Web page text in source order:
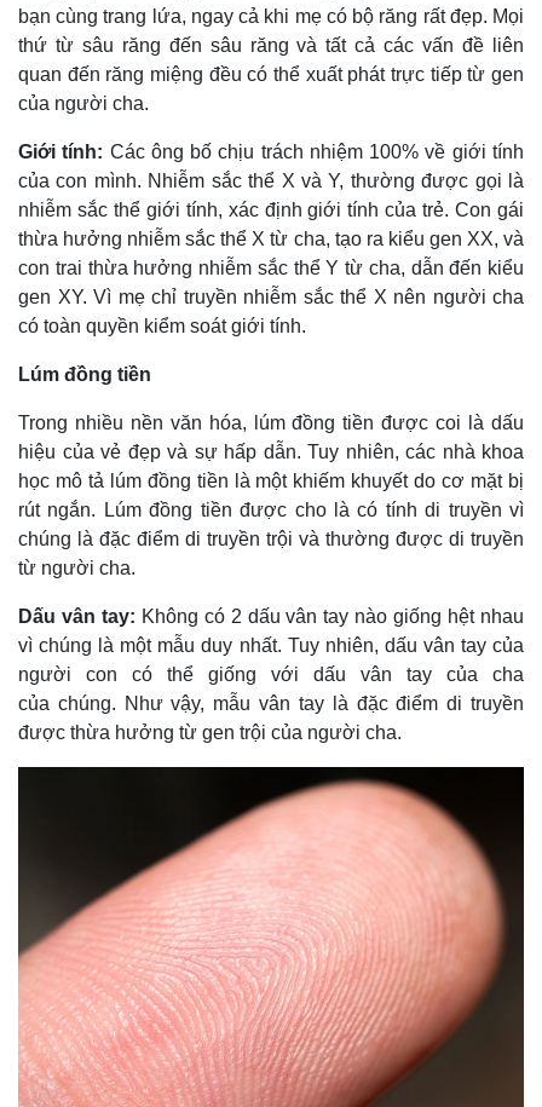
Kinh tế
Bất động sản
Khởi nghiệp
Thị trường
Giá vàng
Tiêu dùng
Tỷ giá
bạn cùng trang lứa, ngay cả khi mẹ có bộ răng rất đẹp. Mọi
thứ từ sâu răng đến sâu răng và tất cả các vấn đề liên
quan đến răng miệng đều có thể xuất phát trực tiếp từ gen
của người cha.
Giới tính: Các ông bố chịu trách nhiệm 100% về giới tính
của con mình. Nhiễm sắc thể X và Y, thường được gọi là
nhiễm sắc thể giới tính, xác định giới tính của trẻ. Con gái
thừa hưởng nhiễm sắc thể X từ cha, tạo ra kiểu gen XX, và
con trai thừa hưởng nhiễm sắc thể Y từ cha, dẫn đến kiểu
gen XY. Vì mẹ chỉ truyền nhiễm sắc thể X nên người cha
có toàn quyền kiểm soát giới tính.
Lúm đồng tiền
Trong nhiều nền văn hóa, lúm đồng tiền được coi là dấu
hiệu của vẻ đẹp và sự hấp dẫn. Tuy nhiên, các nhà khoa
học mô tả lúm đồng tiền là một khiếm khuyết do cơ mặt bị
rút ngắn. Lúm đồng tiền được cho là có tính di truyền vì
chúng là đặc điểm di truyền trội và thường được di truyền
từ người cha.
Dấu vân tay: Không có 2 dấu vân tay nào giống hệt nhau
vì chúng là một mẫu duy nhất. Tuy nhiên, dấu vân tay của
người con có thể giống với dấu vân tay của cha
của chúng. Như vậy, mẫu vân tay là đặc điểm di truyền
được thừa hưởng từ gen trội của người cha.